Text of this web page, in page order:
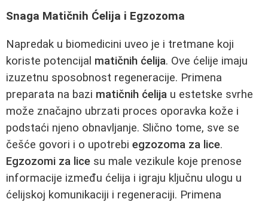
Snaga Matičnih Ćelija i Egzozoma
Napredak u biomedicini uveo je i tretmane koji
koriste potencijal matičnih ćelija. Ove ćelije imaju
izuzetnu sposobnost regeneracije. Primena
preparata na bazi matičnih ćelija u estetske svrhe
može značajno ubrzati proces oporavka kože i
podstaći njeno obnavljanje. Slično tome, sve se
češće govori i o upotrebi egzozoma za lice.
Egzozomi za lice su male vezikule koje prenose
informacije između ćelija i igraju ključnu ulogu u
ćelijskoj komunikaciji i regeneraciji. Primena